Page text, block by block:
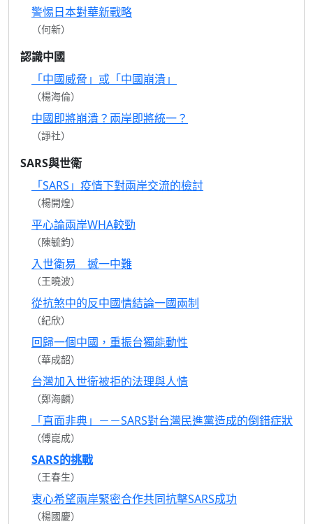
警惕日本對華新戰略
（何新）
認識中國
「中國威脅」或「中國崩潰」
（楊海倫）
中國即將崩潰？兩岸即將統一？
（諍社）
SARS與世衛
「SARS」疫情下對兩岸交流的檢討
（楊開煌）
平心論兩岸WHA較勁
（陳毓鈞）
入世衛易 撼一中難
（王曉波）
從抗煞中的反中國情結論一國兩制
（紀欣）
回歸一個中國，重振台獨能動性
（華成韶）
台灣加入世衛被拒的法理與人情
（鄭海麟）
「直面非典」－－SARS對台灣民進黨造成的倒錯症狀
（傅崑成）
SARS的挑戰
（王春生）
衷心希望兩岸緊密合作共同抗擊SARS成功
（楊國慶）